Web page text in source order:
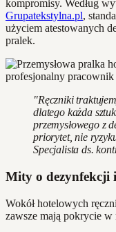
kompromisy. Według
Grupatekstylna.pl,
użyciem atestowanych
pralek.
"Ręczniki
dlatego każda
przemysłowego z
priorytet, nie
Specjalista ds.
Mity o dezynfekcji
Wokół hotelowych
zawsze mają pokrycie w